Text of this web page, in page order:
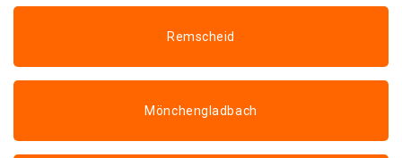
Remscheid
Mönchengladbach